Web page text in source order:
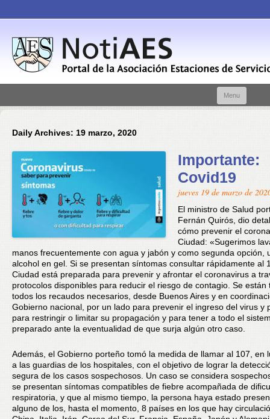
Menu
Daily Archives: 19 marzo, 2020
Importante:
Covid19
jueves 19 de marzo de
El ministro de Salud
Fernán Quirós, dio
cómo prevenir el
Ciudad: «Sugerimos
manos frecuentemente con agua y jabón y como segunda opción,
alcohol en gel. Si se presentan síntomas consultar rápidamente al
Ciudad está preparada para prevenir y afrontar el coronavirus a
protocolos disponibles para reducir el riesgo de contagio. Se están
todos los recaudos necesarios, desde Buenos Aires y en
Gobierno nacional, por un lado para prevenir el ingreso del virus y
para restringir o limitar su propagación y para tener a todo el
preparado ante la eventualidad de que surja algún otro caso.
Además, el Gobierno porteño tomó la medida de llamar al 107, en
a las guardias de los hospitales, con el objetivo de lograr la
segura de los casos sospechosos. Un caso se considera
se presentan síntomas compatibles de fiebre acompañada de
respiratoria, y que al mismo tiempo, la persona haya estado
alguno de los, hasta el momento, 8 países en los que hay